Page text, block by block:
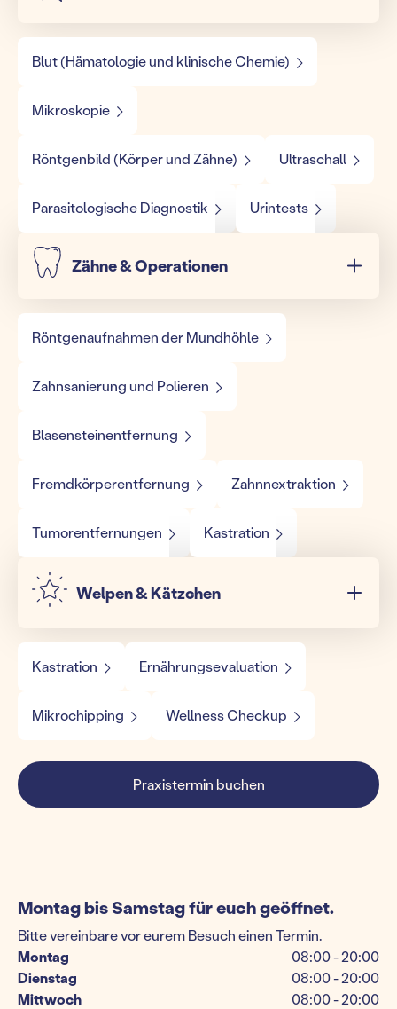
Blut (Hämatologie und klinische Chemie)
Mikroskopie
Röntgenbild (Körper und Zähne) Ultraschall
Parasitologische Diagnostik Urintests
Zähne & Operationen
Röntgenaufnahmen der Mundhöhle
Zahnsanierung und Polieren
Blasensteinentfernung
Fremdkörperentfernung Zahnnextraktion
Tumorentfernungen Kastration
Welpen & Kätzchen
Kastration Ernährungsevaluation
Mikrochipping Wellness Checkup
Praxistermin buchen
Montag bis Samstag für euch geöffnet.
Bitte vereinbare vor eurem Besuch einen Termin.
Montag
08:00 - 20:00
Dienstag
08:00 - 20:00
Mittwoch
08:00 - 20:00